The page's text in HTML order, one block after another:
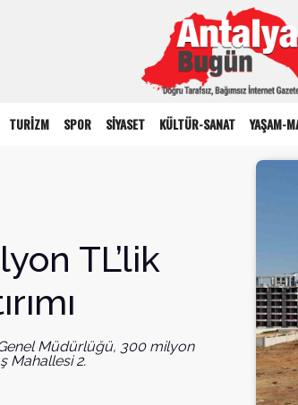
TURİZM SPOR SİYASET KÜLTÜR-SANAT YAŞAM-
TL’lik
Müdürlüğü, 300 milyon
Mahallesi 2.